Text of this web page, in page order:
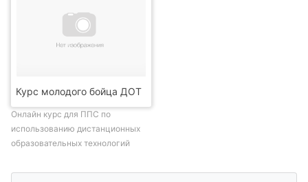
Курс молодого бойца ДОТ
Онлайн курс для ППС по
использованию дистанционных
образовательных технологий